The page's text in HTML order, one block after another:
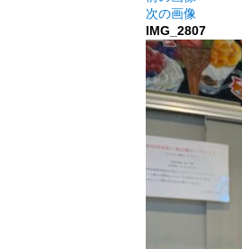
次の画像
IMG_2807